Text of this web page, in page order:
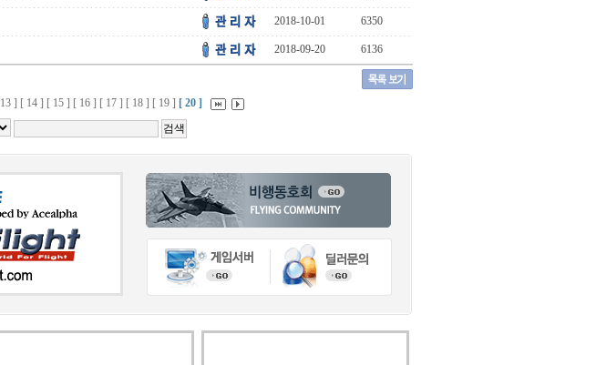
2018-10-01 6350
2018-09-20 6136
] [ 14 ] [ 15 ] [ 16 ] [ 17 ] [ 18 ] [ 19 ] [ 20 ]